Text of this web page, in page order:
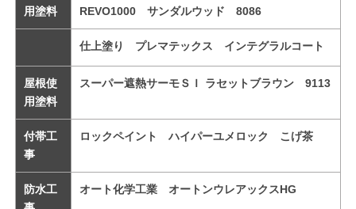
用塗料
REVO1000 サンダルウッド 8086
仕上塗り プレマテックス インテグラルコート
屋根使
用塗料
スーパー遮熱サーモＳＩ ラセットブラウン 9113
付帯工
事
ロックペイント ハイパーユメロック こげ茶
防水工
オート化学工業 オートンウレアックスHG